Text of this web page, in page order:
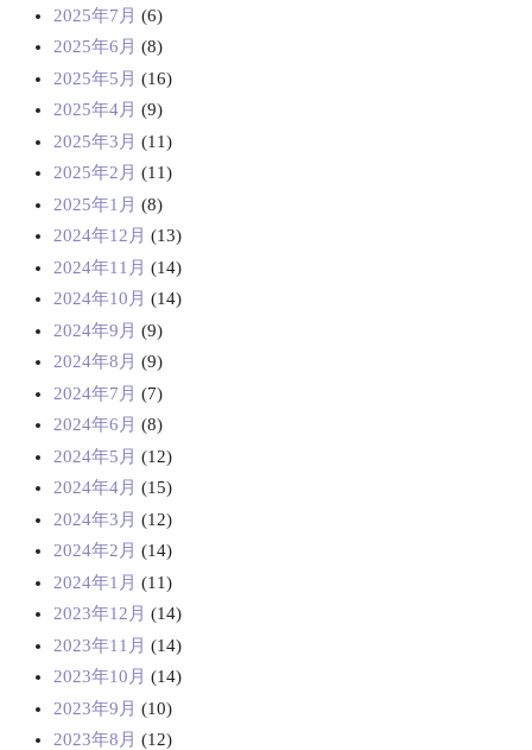
2025年7月 (6)
2025年6月 (8)
2025年5月 (16)
2025年4月 (9)
2025年3月 (11)
2025年2月 (11)
2025年1月 (8)
2024年12月 (13)
2024年11月 (14)
2024年10月 (14)
2024年9月 (9)
2024年8月 (9)
2024年7月 (7)
2024年6月 (8)
2024年5月 (12)
2024年4月 (15)
2024年3月 (12)
2024年2月 (14)
2024年1月 (11)
2023年12月 (14)
2023年11月 (14)
2023年10月 (14)
2023年9月 (10)
2023年8月 (12)